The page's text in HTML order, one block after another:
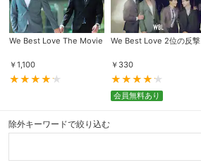
We Best Love The Movie
￥1,100
We Best Love 2位の反撃
￥ 330
会員無料あり
除外キーワードで絞り込む